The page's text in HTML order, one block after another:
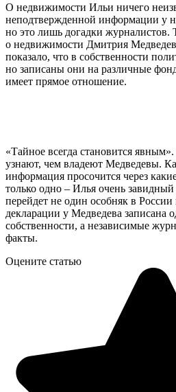
О недвижимости Ильи ничего
неподтвержденной информации у
но это лишь догадки журналистов.
о недвижимости Дмитрия
показало, что в собственности
но записаны они на различные
имеет прямое отношение.
«Тайное всегда становится
узнают, чем владеют Медведевы.
информация просочится через
только одно – Илья очень
перейдет не один особняк в
декларации у Медведева записана
собственности, а независимые
факты.
Оцените статью